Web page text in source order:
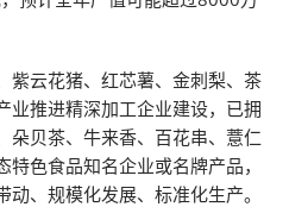
紫云花猪、红芯薯、金刺梨、茶
业推进精深加工企业建设，已拥
朵贝茶、牛来香、百花串、薏仁
色食品知名企业或名牌产品，
、规模化发展、标准化生产。